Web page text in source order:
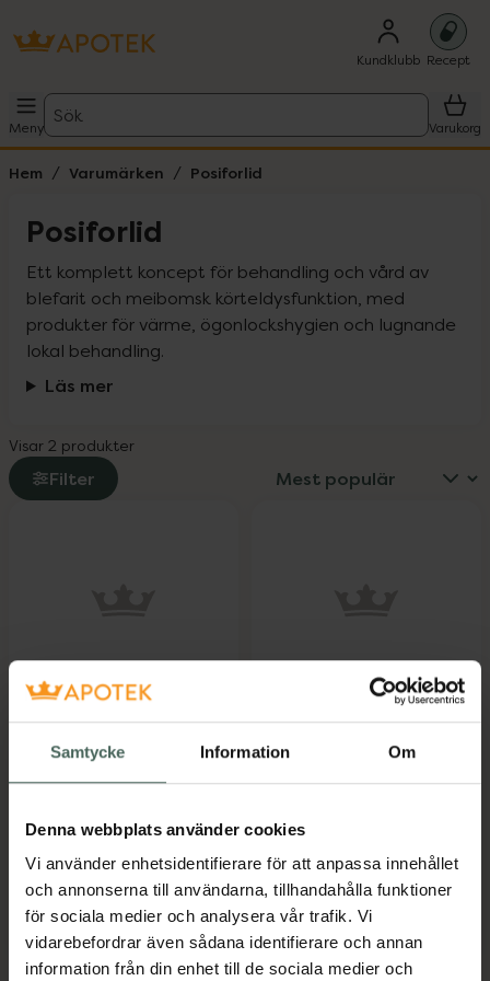
Samtycke Information Om
Denna webbplats använder cookies
Vi använder enhetsidentifierare för att anpassa innehållet
och annonserna till användarna, tillhandahålla funktioner
för sociala medier och analysera vår trafik. Vi
vidarebefordrar även sådana identifierare och annan
information från din enhet till de sociala medier och
Kundklubb Recept
Meny
Sök
Varukorg
Hem Varumärken Posiforlid
Posiforlid
Ett komplett koncept för behandling och vård av
blefarit och meibomsk körteldysfunktion, med
produkter för värme, ögonlockshygien och lugnande
lokal behandling.
Läs mer
Visar 2 produkter
Filter
POSIFORLID
Ögonmask
Vid ögonbesvär
orsakade av blefarit 1 st
184 kr
Mer info
POSIFORLID
Ögonspray
Ögonspray för
rengöring av
139 kr
Mer info